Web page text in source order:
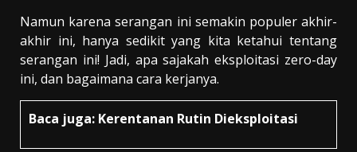
Namun karena serangan ini semakin populer akhir-
akhir ini, hanya sedikit yang kita ketahui tentang
serangan ini! Jadi, apa sajakah eksploitasi zero-day
ini, dan bagaimana cara kerjanya.
Baca juga: Kerentanan Rutin Dieksploitasi